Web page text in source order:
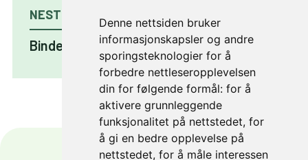
Denne nettsiden bruker
informasjonskapsler og andre
sporingsteknologier for å
forbedre nettleseropplevelsen
din for følgende formål: for å
aktivere grunnleggende
funksjonalitet på nettstedet, for
å gi en bedre opplevelse på
nettstedet, for å måle interessen
NESTE ARTIKKEL
Binder sammen Rosten og Tiller